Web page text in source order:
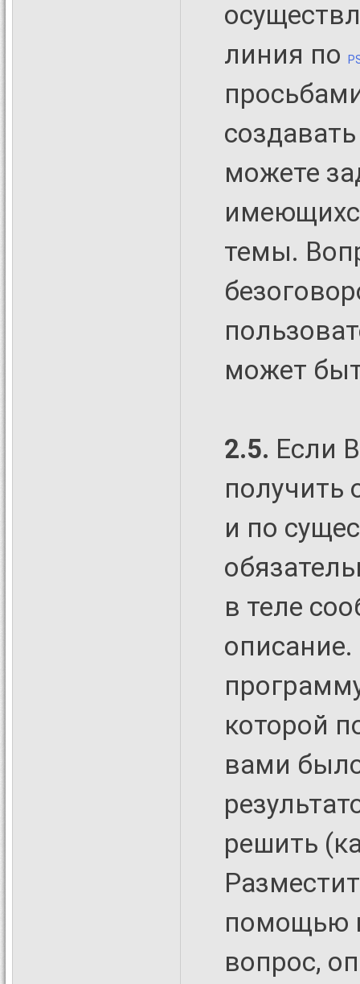
линия по
можете
темы.
может
2.5. Если
получить
и по
в теле
которой
вами
решить
помощью
вопрос,